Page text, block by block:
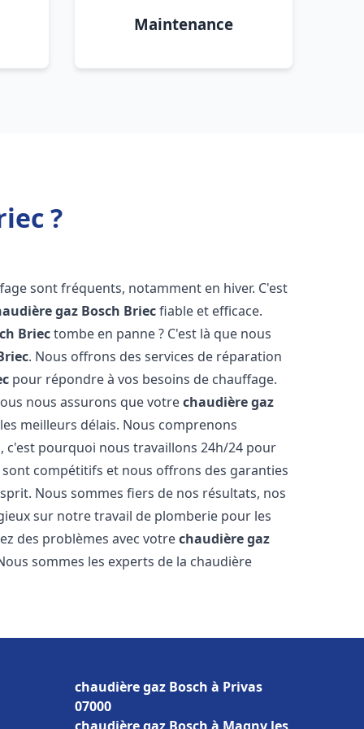
Maintenance
?
sont fréquents, notamment en hiver. C'est
gaz Bosch Briecfiable et efficace.
Briectombe en panne ? C'est là que nous
. Nous offrons des services de réparation
pour répondre à vos besoins de chauffage.
nous assurons que votrechaudière gaz
meilleurs délais. Nous comprenons
pourquoi nous travaillons 24h/24 pour
compétitifs et nous offrons des garanties
Nous sommes fiers de nos résultats, nos
sur notre travail de plomberie pour les
des problèmes avec votrechaudière gaz
sommes les experts de la chaudière
chaudière gaz Bosch à Privas
07000